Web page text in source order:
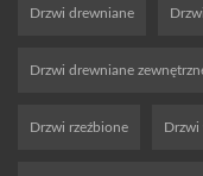
Drzwi drewniane
Drzwi drewniane
Drzwi rzeźbione